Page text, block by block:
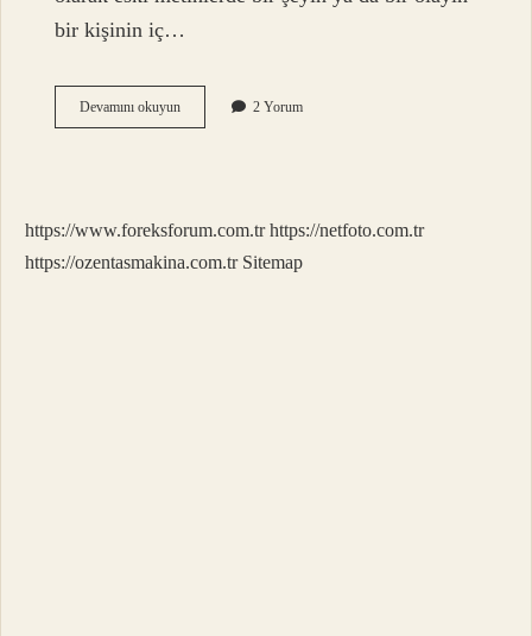
bir kişinin iç…
Devamını okuyunIçinden
geçirmek
2 Yorum
https://www.foreksforum.com.tr https://netfoto.com.tr
https://ozentasmakina.com.tr Sitemap